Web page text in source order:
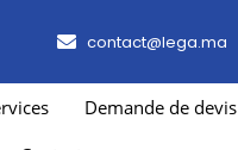
contact@lega.ma
Demande de devis